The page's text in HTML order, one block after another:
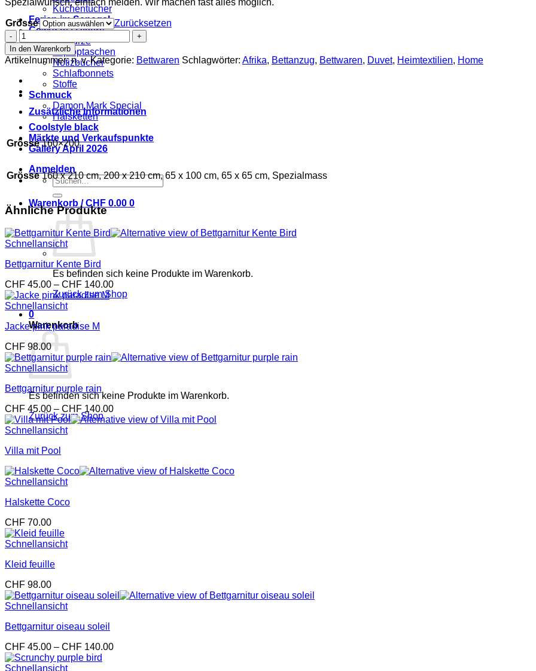
Küchentücher
Ferien im Senegal
Gewürze | Divers
Gewürze
Laptoptaschen
Notizbücher
Schlafbonnets
Stoffe
Schmuck
Damon Mark Special
Halsketten
Coolstyle black
Märkte und Verkaufspunkte
Gallery April 2026
Anmelden
Suchen
nach:
Warenkorb /CHF 0.00 0
Es befinden sich keine Produkte im Warenkorb.
Zurück zum Shop
0
Warenkorb
Es befinden sich keine Produkte im Warenkorb.
Zurück zum Shop
Grösse
Zurücksetzen
Bettgarnitur
kente
style
Menge
In den Warenkorb
Artikelnummer:n. v. Kategorie: Bettwaren Schlagwörter: Afrika, Bettanzug, Bettwaren, Duvet, Heimtextilien, Home
Zusätzliche Informationen
Grösse 160×200
Grösse 160 x 210 cm, 200 x 210 cm, 65 x 100 cm, 65 x 65 cm, Spezialmass
Ähnliche Produkte
Schnellansicht
Bettgarnitur Kente Bird
CHF 45.00 – CHF 140.00Preisspanne:
CHF 45.00
Schnellansicht
Jacke pink paradise M
CHF 98.00
Schnellansicht
Bettgarnitur purple rain
CHF 45.00 – CHF 140.00Preisspanne:
CHF 45.00
Schnellansicht
Villa mit Pool
Schnellansicht
Halskette Coco
CHF 70.00
Schnellansicht
Kleid feuille
CHF 98.00
Schnellansicht
Bettgarnitur oiseau soleil
CHF 45.00 – CHF 140.00Preisspanne:
Schnellansicht